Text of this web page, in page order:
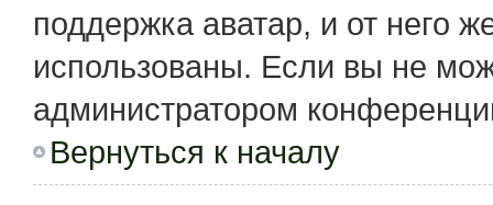
поддержка аватар, и от него
использованы. Если вы не
администратором
Вернуться к началу